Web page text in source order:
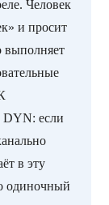
Человек
и просит
выполняет
DYN: если
в эту
одиночный